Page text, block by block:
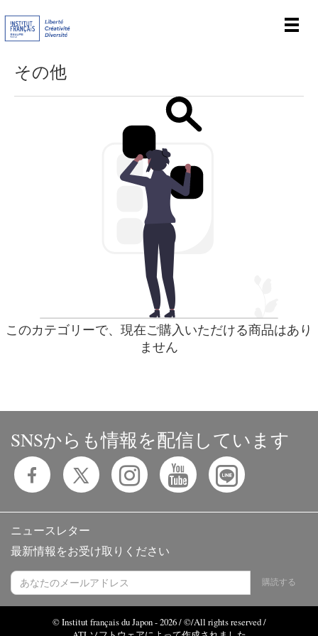
その他
このカテゴリーで、現在ご購入いただける商品はあり
ません
SNSからも情報を配信しています
ニュースレター
最新情報をお受け取りください
購読する
© Institut français du Japon - 2026 / ©/All rights reserved /